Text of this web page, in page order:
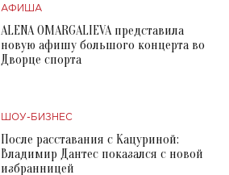
АФИША
ALENA OMARGALIEVA представила
новую афишу большого концерта во
Дворце спорта
ШОУ-БИЗНЕС
После расставания с Кацуриной:
Владимир Дантес показался с новой
избранницей